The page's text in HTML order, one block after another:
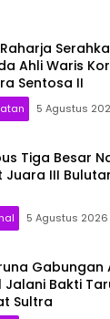
Ahli Waris
Sentosa II
5 Agustus
Tiga Besar
Juara III
5 Agustus 2026
Gabungan
Jalani Bakti
Sultra